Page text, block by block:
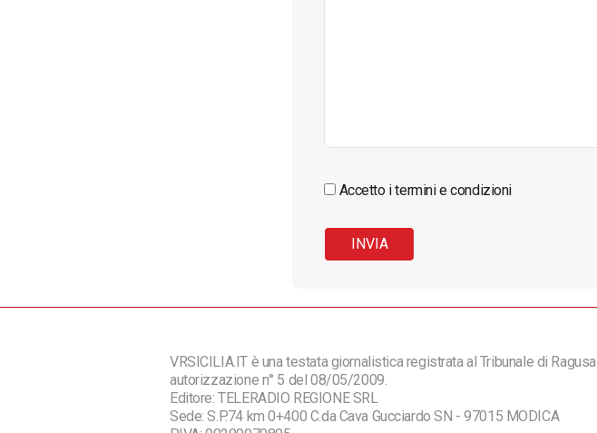
Accetto i termini e condizioni
VRSICILIA.IT è una testata giornalistica registrata al Tribunale di Ragusa
autorizzazione n° 5 del 08/05/2009.
Editore: TELERADIO REGIONE SRL
Sede: S.P.74 km 0+400 C.da Cava Gucciardo SN - 97015 MODICA